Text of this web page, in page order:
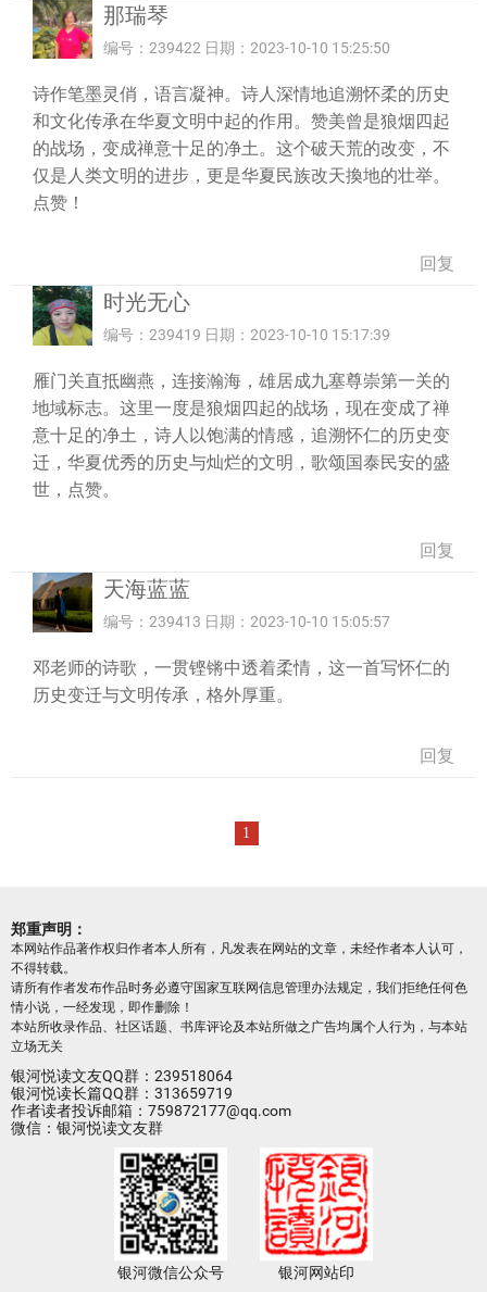
那瑞琴
编号：239422 日期：2023-10-10 15:25:50
诗作笔墨灵俏，语言凝神。诗人深情地追溯怀柔的历史
和文化传承在华夏文明中起的作用。赞美曾是狼烟四起
的战场，变成禅意十足的净土。这个破天荒的改变，不
仅是人类文明的进步，更是华夏民族改天換地的壮举。
点赞！
回复
时光无心
编号：239419 日期：2023-10-10 15:17:39
雁门关直抵幽燕，连接瀚海，雄居成九塞尊崇第一关的
地域标志。这里一度是狼烟四起的战场，现在变成了禅
意十足的净土，诗人以饱满的情感，追溯怀仁的历史变
迁，华夏优秀的历史与灿烂的文明，歌颂国泰民安的盛
世，点赞。
回复
天海蓝蓝
编号：239413 日期：2023-10-10 15:05:57
邓老师的诗歌，一贯铿锵中透着柔情，这一首写怀仁的
历史变迁与文明传承，格外厚重。
回复
1
郑重声明：
本网站作品著作权归作者本人所有，凡发表在网站的文章，未经作者本人认可，
不得转载。
请所有作者发布作品时务必遵守国家互联网信息管理办法规定，我们拒绝任何色
情小说，一经发现，即作删除！
本站所收录作品、社区话题、书库评论及本站所做之广告均属个人行为，与本站
立场无关
银河悦读文友QQ群：239518064
银河悦读长篇QQ群：313659719
作者读者投诉邮箱：759872177@qq.com
微信：银河悦读文友群
银河微信公众号 银河网站印